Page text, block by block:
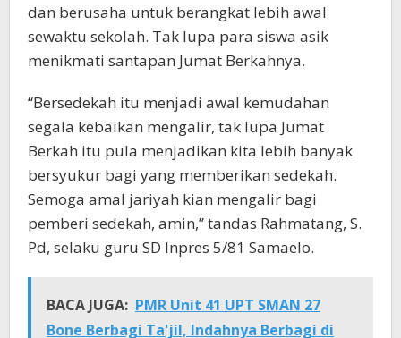
dan berusaha untuk berangkat lebih awal
sewaktu sekolah. Tak lupa para siswa asik
menikmati santapan Jumat Berkahnya.
“Bersedekah itu menjadi awal kemudahan
segala kebaikan mengalir, tak lupa Jumat
Berkah itu pula menjadikan kita lebih banyak
bersyukur bagi yang memberikan sedekah.
Semoga amal jariyah kian mengalir bagi
pemberi sedekah, amin,” tandas Rahmatang, S.
Pd, selaku guru SD Inpres 5/81 Samaelo.
BACA JUGA: PMR Unit 41 UPT SMAN 27
Bone Berbagi Ta'jil, Indahnya Berbagi di